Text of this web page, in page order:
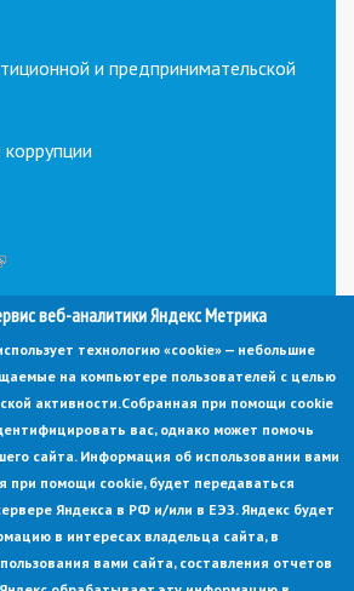
и предпринимательской
Заречный
sends
e-
mail)
пр-кт. 30-летия Победы, д. 27, 442960
веб-аналитики Яндекс Метрика
технологию «cookie» — небольшие
на компьютере пользователей с целью
активности.Собранная при помощи cookie
вас, однако может помочь
сайта. Информация об использовании вами
при помощи cookie, будет передаваться
Яндекса в РФ и/или в ЕЭЗ. Яндекс будет
в интересах владельца сайта, в
вами сайта, составления отчетов